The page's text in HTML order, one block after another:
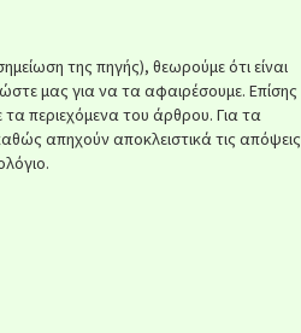
της πηγής), θεωρούμε ότι είναι
μας για να τα αφαιρέσουμε. Επίσης
τα περιεχόμενα του άρθρου. Για τα
απηχούν αποκλειστικά τις απόψεις